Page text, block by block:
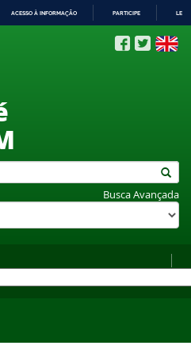
ACESSO À INFORMAÇÃO PARTICIPE
Busca Avançada